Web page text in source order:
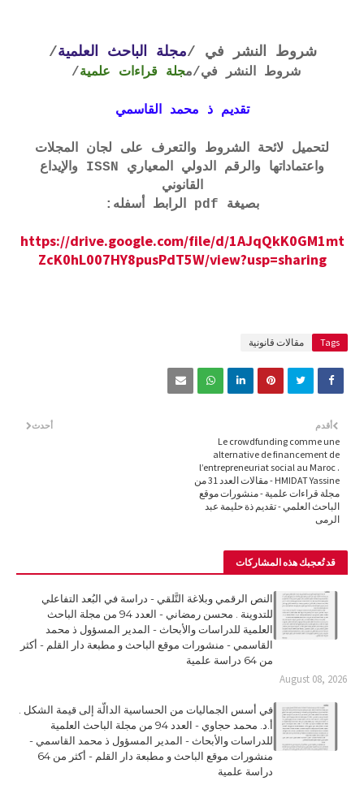
شروط النشر في /مجلة الباحث العلمية/
شروط النشر في/مجلة قراءات علمية/
تقديم ذ محمد القاسمي
لتحميل لائحة الشروط والتعرف على لجان المجلات
واعتماداتها والرقم الدولي المعياري ISSN والإيداع
القانوني
بصيغة pdf الرابط أسفله:
https://drive.google.com/file/d/1AJqQkK0GM1mt
ZcK0hL007HY8pusPdT5W/view?usp=sharing
Tags مقالات قانونية
أحدث أقدم
Le crowdfunding comme une
alternative de financement de
l’entrepreneuriat social au Maroc .
HMIDAT Yassine - مقالات العدد 31 من
مجلة قراءات علمية - منشورات موقع
الباحث العلمي - تقديم ذة حليمة عبد
الرمى
قد تُعجبك هذه المشاركات
النص الرقمي وبلاغة التَّلقي - دراسة في البُعد التفاعلي
للتدوينة . محسن رمضاني - العدد 94 من مجلة الباحث
العلمية للدراسات والأبحاث - المدير المسؤول ذ محمد
القاسمي - منشورات موقع الباحث و مطبعة دار القلم - أكثر
من 64 دراسة علمية
August 08, 2026
في أسس الجماليات من الحساسية الدالّة إلى قيمة الشكل .
أ.د. محمد حجاوي - العدد 94 من مجلة الباحث العلمية
للدراسات والأبحاث - المدير المسؤول ذ محمد القاسمي -
منشورات موقع الباحث و مطبعة دار القلم - أكثر من 64
دراسة علمية